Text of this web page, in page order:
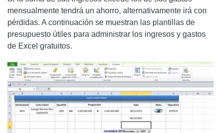
mensualmente tendrá un ahorro, alternativamente irá con
pérdidas. A continuación se muestran las plantillas de
presupuesto útiles para administrar los ingresos y gastos
de Excel gratuitos.